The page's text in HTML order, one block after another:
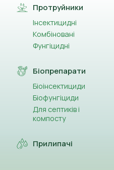
Протруйники
Інсектицидні
Комбіновані
Фунгіцидні
Біопрепарати
Біоінсектициди
Біофунгіциди
Для септиків і
компосту
Прилипачі